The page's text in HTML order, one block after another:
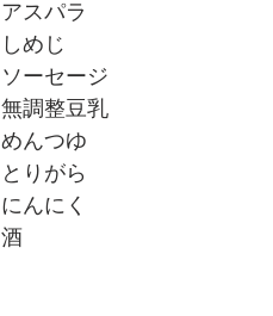
アスパラ
しめじ
ソーセージ
無調整豆乳
めんつゆ
とりがら
にんにく
酒